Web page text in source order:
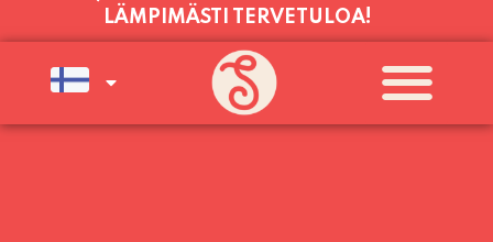
SAAKKA JONKA JÄLKEEN OLEMME
AVOINNA VIIKONLOPPUISIN (PE-
SU) ELOKUUN LOPPUUN ASTI
LÄMPIMÄSTI TERVETULOA!